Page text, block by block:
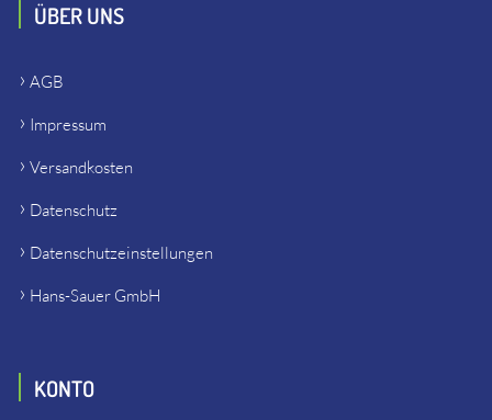
ÜBER UNS
AGB
Impressum
Versandkosten
Datenschutz
Datenschutzeinstellungen
Hans-Sauer GmbH
KONTO